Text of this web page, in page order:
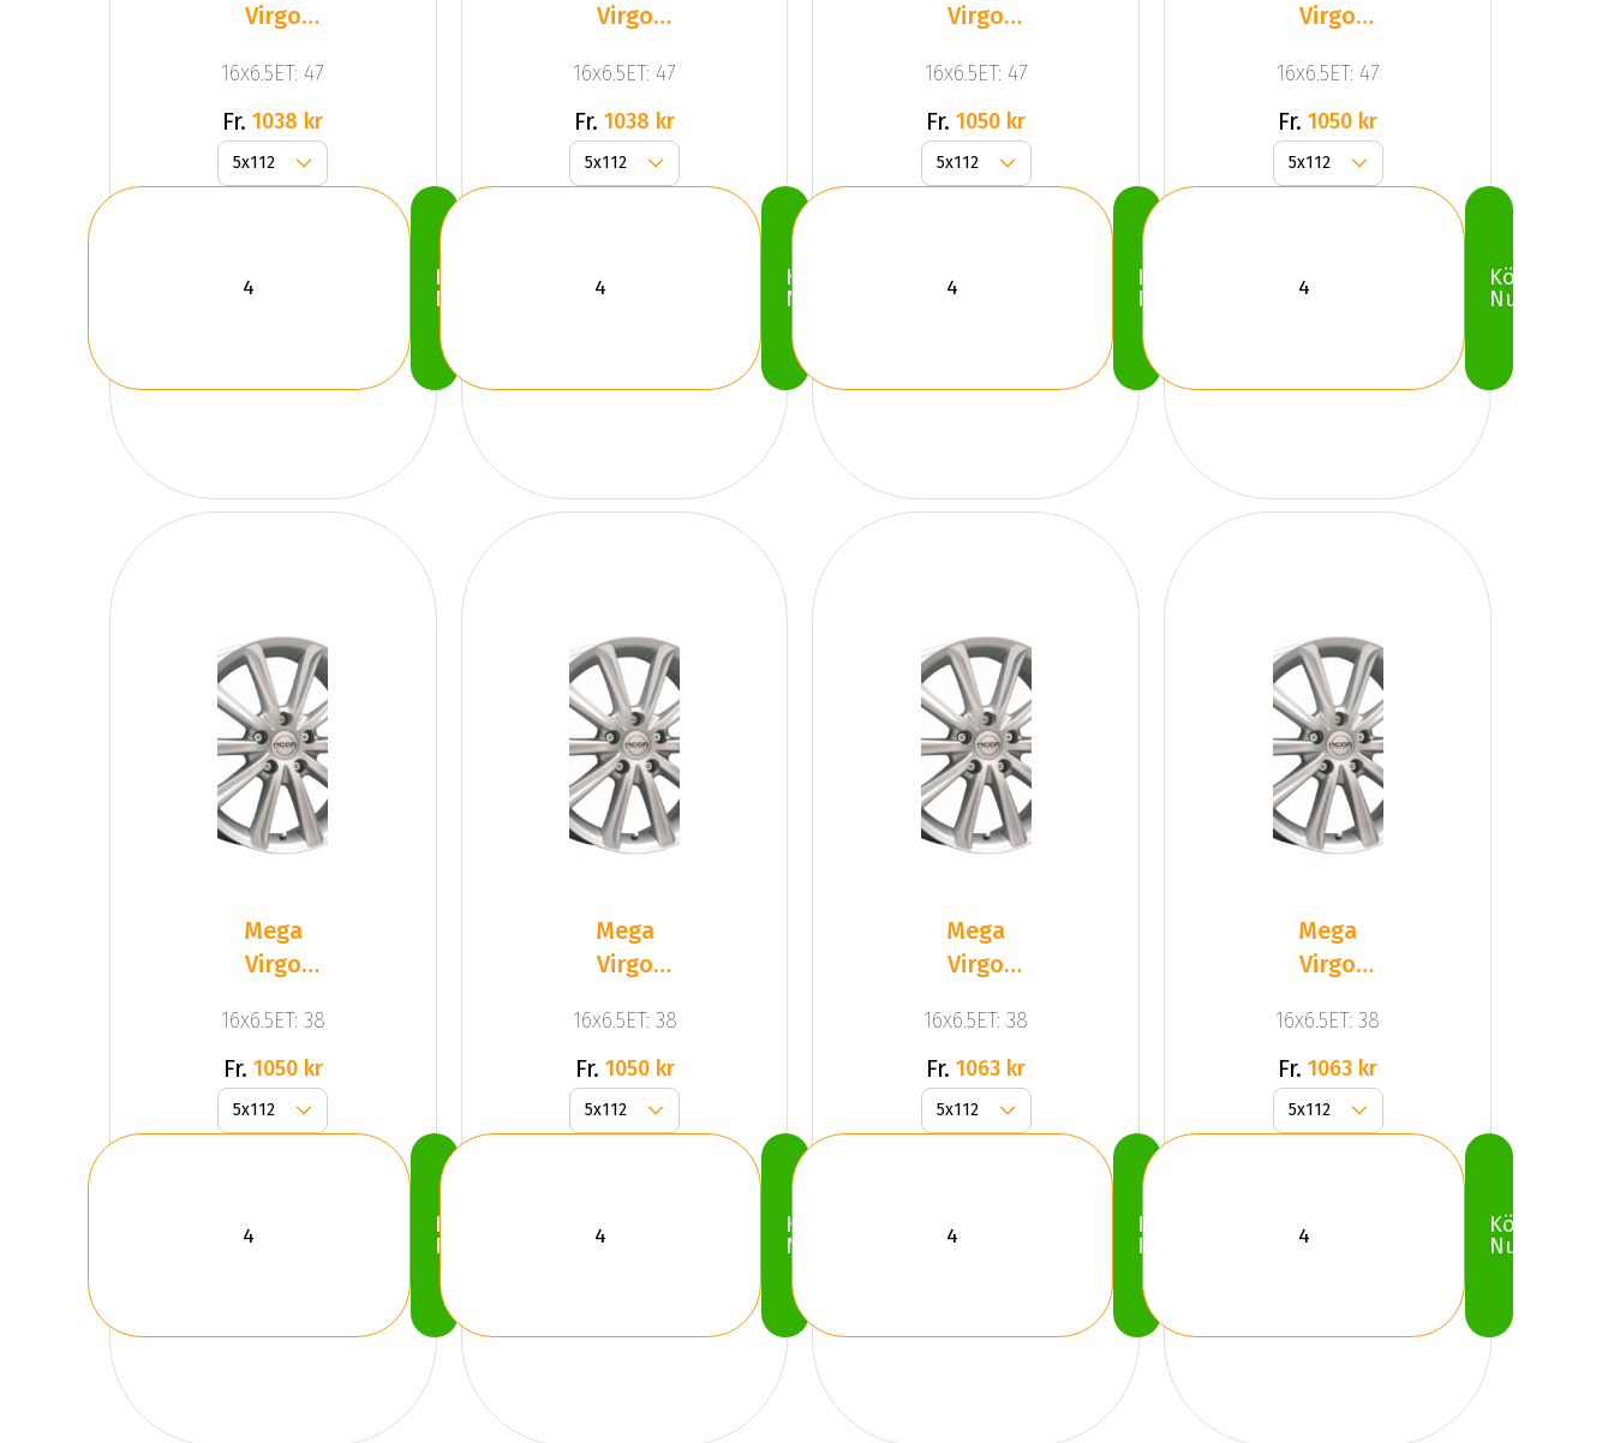
Virgo
Anthracite
Grey
16x6.5ET: 47
Fr. 1038 kr
Köp
Nu
Virgo
Anthracite
Grey
16x6.5ET: 47
Fr. 1038 kr
Köp
Nu
Virgo
16x6.5ET: 47
Fr. 1050 kr
Köp
Nu
Virgo
16x6.5ET: 47
Fr. 1050 kr
Köp
Nu
Mega
Virgo
16x6.5ET: 38
Fr. 1050 kr
Köp
Nu
Mega
Virgo
16x6.5ET: 38
Fr. 1050 kr
Köp
Nu
Mega
Virgo
16x6.5ET: 38
Fr. 1063 kr
Köp
Nu
Mega
Virgo
16x6.5ET: 38
Fr. 1063 kr
Köp
Nu